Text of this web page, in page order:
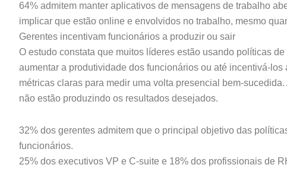
64% admitem manter aplicativos de mensagens de trabalho
implicar que estão online e envolvidos no trabalho, mesmo
Gerentes incentivam funcionários a produzir ou sair
O estudo constata que muitos líderes estão usando políticas
aumentar a produtividade dos funcionários ou até incentivá-
métricas claras para medir uma volta presencial bem-
não estão produzindo os resultados desejados.
32% dos gerentes admitem que o principal objetivo das
funcionários.
25% dos executivos VP e C-suite e 18% dos profissionais de